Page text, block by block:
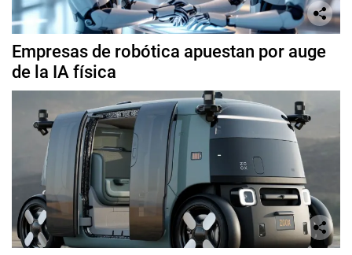
Empresas de robótica apuestan por auge
de la IA física